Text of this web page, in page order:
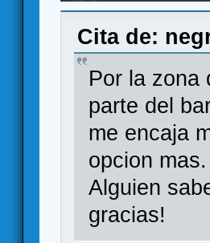
Comunidad de
Cita de:
Por la zona
parte del
me encaja
opcion mas.
Alguien
gracias!